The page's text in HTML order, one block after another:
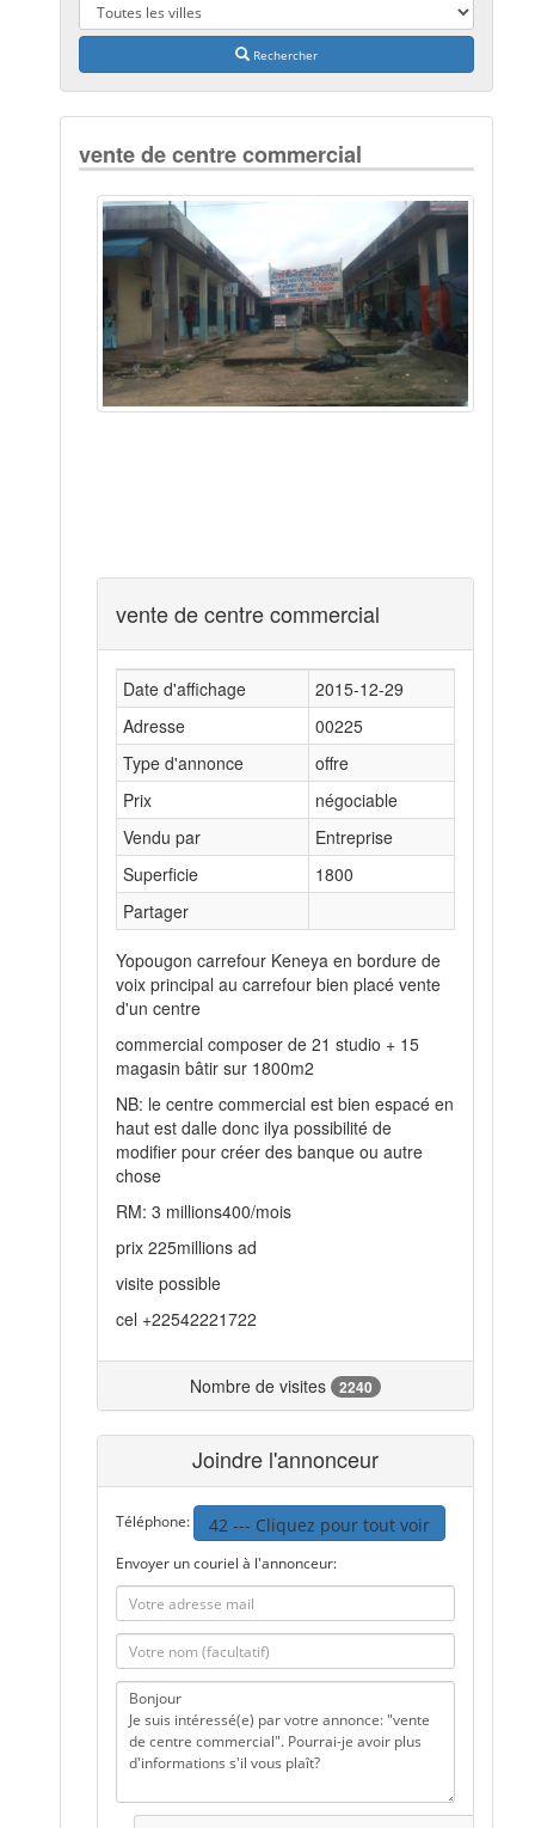
Rechercher
vente de centre commercial
vente de centre commercial
Date d'affichage
2015-12-29
Adresse
00225
Type d'annonce
offre
Prix
négociable
Vendu par
Entreprise
Superficie
1800
Partager
Yopougon carrefour Keneya en bordure de
voix principal au carrefour bien placé vente
d'un centre
commercial composer de 21 studio + 15
magasin bâtir sur 1800m2
NB: le centre commercial est bien espacé en
haut est dalle donc ilya possibilité de
modifier pour créer des banque ou autre
chose
RM: 3 millions400/mois
prix 225millions ad
visite possible
cel +22542221722
Nombre de visites 2240
Joindre l'annonceur
Téléphone: 42 --- Cliquez pour tout voir
Envoyer un couriel à l'annonceur: